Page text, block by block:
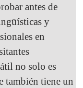
antes de
y
en
no solo es
también tiene un